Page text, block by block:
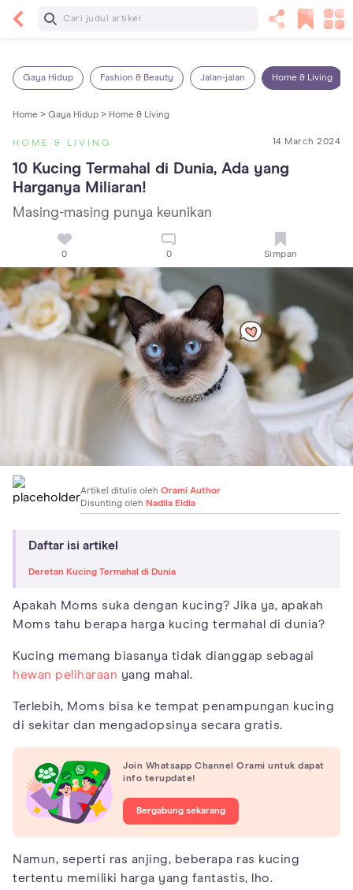
Baca Selanjutnya
Gaya Hidup Fashion & Beauty Jalan-jalan Home & Living
Home > Gaya Hidup > Home & Living
HOME & LIVING 14 March 2024
10 Kucing Termahal di Dunia, Ada yang
Harganya Miliaran!
Masing-masing punya keunikan
0 0 Simpan
Artikel ditulis oleh Orami Author
Disunting oleh Nadila Eldia
Daftar isi artikel
Deretan Kucing Termahal di Dunia
Apakah Moms suka dengan kucing? Jika ya, apakah
Moms tahu berapa harga kucing termahal di dunia?
Kucing memang biasanya tidak dianggap sebagai
hewan peliharaan yang mahal.
Terlebih, Moms bisa ke tempat penampungan kucing
di sekitar dan mengadopsinya secara gratis.
Join Whatsapp Channel Orami untuk dapat
info terupdate!
Bergabung sekarang
Namun, seperti ras anjing, beberapa ras kucing
tertentu memiliki harga yang fantastis, lho.